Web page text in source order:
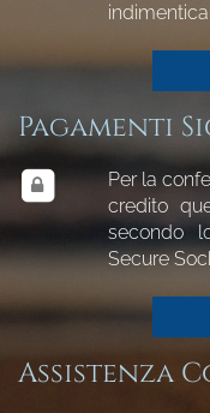
Pagamenti
Per la
credito
secondo
Secure
Assistenza